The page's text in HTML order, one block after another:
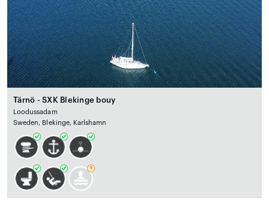
Tärnö - SXK Blekinge bouy
Loodussadam
Sweden, Blekinge, Karlshamn